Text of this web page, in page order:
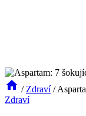
/ Zdraví /
Zdraví